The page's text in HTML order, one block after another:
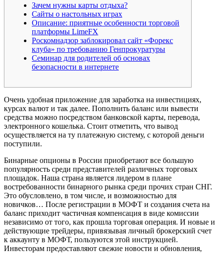
Зачем нужны карты отдыха?
Сайты о настольных играх
Описание: приятные особенности торговой
платформы LimeFX
Роскомнадзор заблокировал сайт «Форекс
клуба» по требованию Генпрокуратуры
Семинар для родителей об основах
безопасности в интернете
Очень удобная приложение для заработка на инвестициях,
курсах валют и так далее. Пополнить баланс или вывести
средства можно посредством банковской карты, перевода,
электронного кошелька. Стоит отметить, что вывод
осуществляется на ту платежную систему, с которой деньги
поступили.
Бинарные опционы в России приобретают все большую
популярность среди представителей различных торговых
площадок. Наша страна является лидером в плане
востребованности бинарного рынка среди прочих стран СНГ.
Это обусловлено, в том числе, и возможностью для
новичков… После регистрации в МОФТ и создания счета на
баланс приходит частичная компенсация в виде комиссии
независимо от того, как прошла торговая операция. И новые и
действующие трейдеры, привязывая личный брокерский счет
к аккаунту в МОФТ, пользуются этой инструкцией.
Инвесторам предоставляют свежие новости и обновления,